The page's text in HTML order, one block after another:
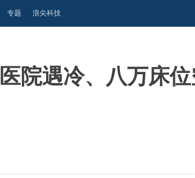
专题 浪尖科技
院遇冷、八万床